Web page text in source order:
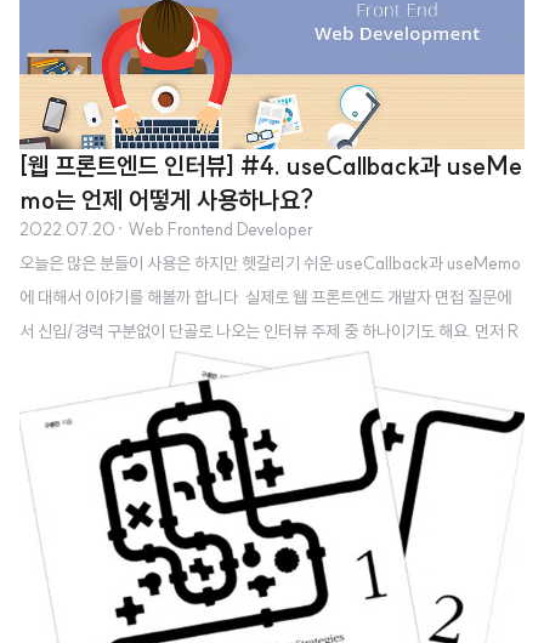
저는 HTML과 CSS 명세에 따라 HTML 파일을 해석하여 표시하는데 이 명세
는 웹 표준화 기구인 W3C에서 정한다. 브라우저의 주요 구성 요소는 다음과
같다. 사용자 인터페이스 : 요청한 페이지를 보여주는 창 제외한 나머지 모든 부
분 (e.g. 북마크, 주소 표시줄 등) 브라우저 엔진 : 사용자 인터페이스와 렌더링
엔진 사이의 동작 제어 렌더링 엔진 : 요청한 콘텐츠 표시. 예를 들..
[웹 프론트엔드 인터뷰] #4. useCallback과 useMe
mo는 언제 어떻게 사용하나요?
2022.07.20 · Web Frontend Developer
오늘은 많은 분들이 사용은 하지만 헷갈리기 쉬운 useCallback과 useMemo
에 대해서 이야기를 해볼까 합니다. 실제로 웹 프론트엔드 개발자 면접 질문에
서 신입/경력 구분없이 단골로 나오는 인터뷰 주제 중 하나이기도 해요. 먼저 R
eact 공식 문서에는 useCallback과 useMemo가 다음과 같이 설명이 나와
있어요. useCallback : Returns a memoized callback. 메모이제이션된 콜
백을 반환한다. useMemo : Returns a memoized value. 메모이제이션된
값을 반환한다. 이 문장만 읽어서는 이해가 쉽지가 않습니다. 조금 더 살펴보도
록 하겠습니다. useCallback과 useMemo 둘 다 공통적으로 가지고 있는 속
성은 메모이제이션(Memoi..